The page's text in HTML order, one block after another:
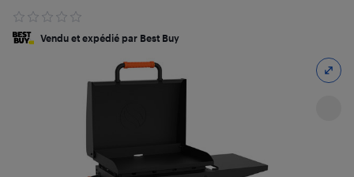
Vendu et expédié par Best Buy